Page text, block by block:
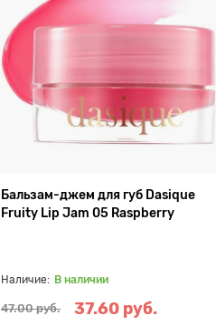
Бальзам-джем для губ Dasique
Fruity Lip Jam 05 Raspberry
В наличии
47.00 руб. 37.60 руб.